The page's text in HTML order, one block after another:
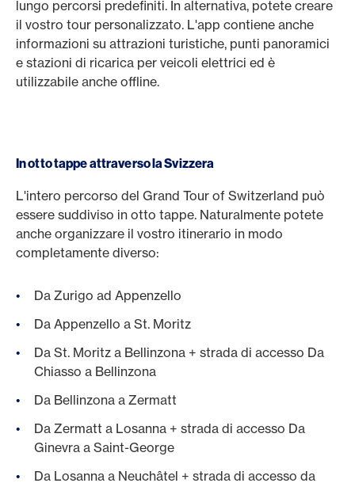
lungo percorsi predefiniti. In alternativa, potete creare
il vostro tour personalizzato. L'app contiene anche
informazioni su attrazioni turistiche, punti panoramici
e stazioni di ricarica per veicoli elettrici ed è
utilizzabile anche offline.
In otto tappe attraverso la Svizzera
L'intero percorso del Grand Tour of Switzerland può
essere suddiviso in otto tappe. Naturalmente potete
anche organizzare il vostro itinerario in modo
completamente diverso:
Da Zurigo ad Appenzello
Da Appenzello a St. Moritz
Da St. Moritz a Bellinzona + strada di accesso Da
Chiasso a Bellinzona
Da Bellinzona a Zermatt
Da Zermatt a Losanna + strada di accesso Da
Ginevra a Saint-George
Da Losanna a Neuchâtel + strada di accesso da